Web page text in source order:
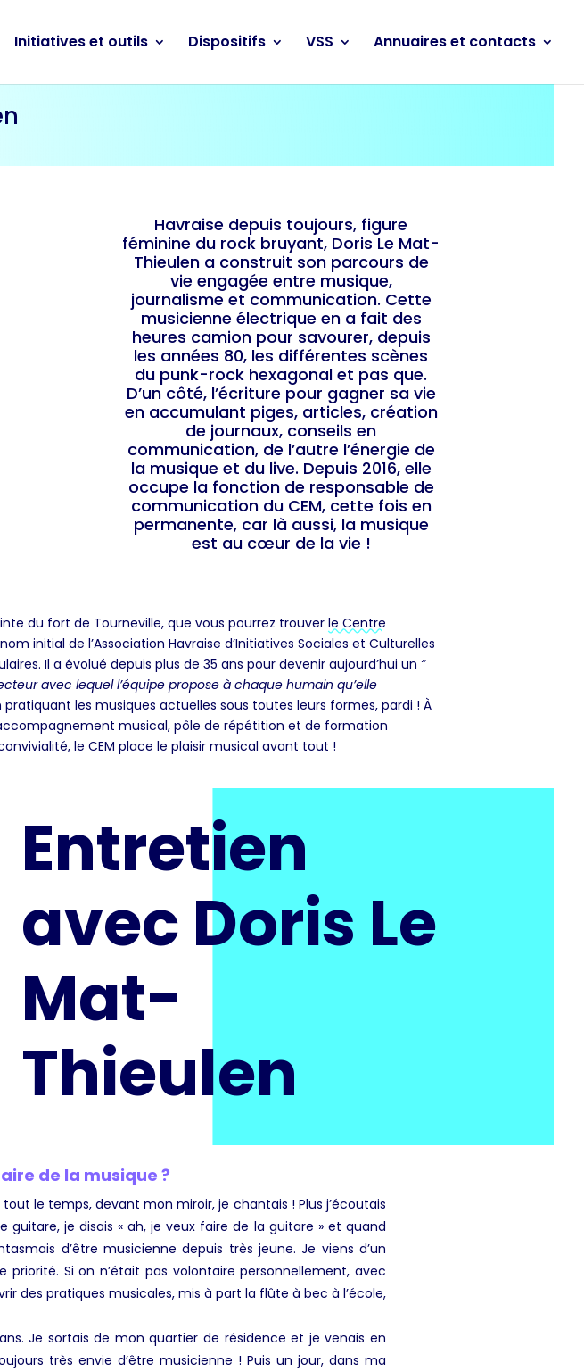
Initiatives et outils Dispositifs VSS Annuaires et contacts
Havraise depuis toujours, figure
féminine du rock bruyant, Doris Le Mat-
Thieulen a construit son parcours de
vie engagée entre musique,
journalisme et communication. Cette
musicienne électrique en a fait des
heures camion pour savourer, depuis
les années 80, les différentes scènes
du punk-rock hexagonal et pas que.
D’un côté, l’écriture pour gagner sa vie
en accumulant piges, articles, création
de journaux, conseils en
communication, de l’autre l’énergie de
la musique et du live. Depuis 2016, elle
occupe la fonction de responsable de
communication du CEM, cette fois en
permanente, car là aussi, la musique
est au cœur de la vie !
du fort de Tourneville, que vous pourrez trouverle Centre
initial de l’Association Havraise d’Initiatives Sociales et Culturelles
Il a évolué depuis plus de 35 ans pour devenir aujourd’hui un“
avec lequel l’équipe propose à chaque humain qu’elle
pratiquant les musiques actuelles sous toutes leurs formes, pardi ! À
musical, pôle de répétition et de formation
le CEM place le plaisir musical avant tout !
Entretien
avec Doris Le
Mat-
Thieulen
de la musique ?
le temps, devant mon miroir, je chantais ! Plus j’écoutais
guitare, je disais « ah, je veux faire de la guitare » et quand
d’être musicienne depuis très jeune. Je viens d’un
priorité. Si on n’était pas volontaire personnellement, avec
des pratiques musicales, mis à part la flûte à bec à l’école,
Je sortais de mon quartier de résidence et je venais en
très envie d’être musicienne ! Puis un jour, dans ma